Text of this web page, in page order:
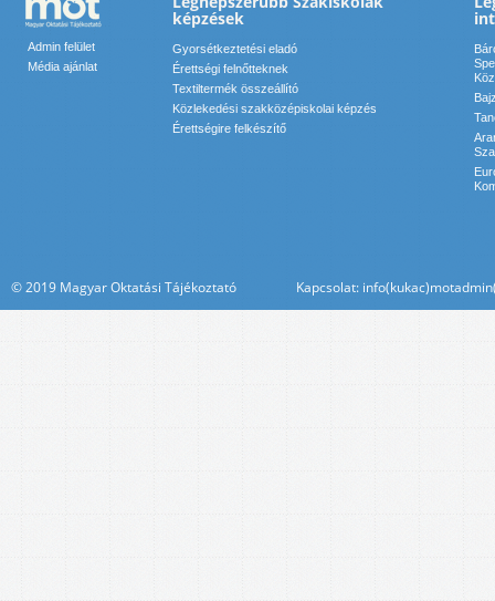
Admin felület
Média ajánlat
képzések
Gyorsétkeztetési eladó
Érettségi felnőtteknek
Textiltermék összeállító
Közlekedési szakközépiskolai képzés
Érettségire felkészítő
© 2019 Magyar Oktatási Tájékoztató Kapcsolat: